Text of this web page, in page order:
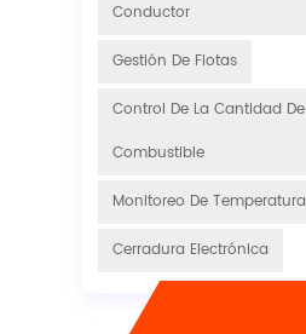
Conductor
Gestión De Flotas
Control De La Cantidad De
Combustible
Monitoreo De Temperatura
Cerradura Electrónica